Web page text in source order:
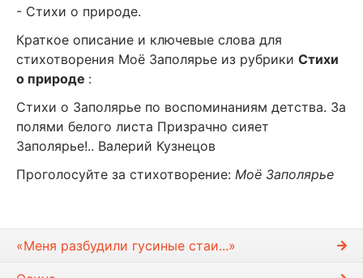
- Стихи о природе.
Краткое описание и ключевые слова для
стихотворения Моё Заполярье из рубрики Стихи
о природе :
Стихи о Заполярье по воспоминаниям детства. За
полями белого листа Призрачно сияет
Заполярье!.. Валерий Кузнецов
Проголосуйте за стихотворение: Моё Заполярье
«Меня разбудили гусиные стаи...»